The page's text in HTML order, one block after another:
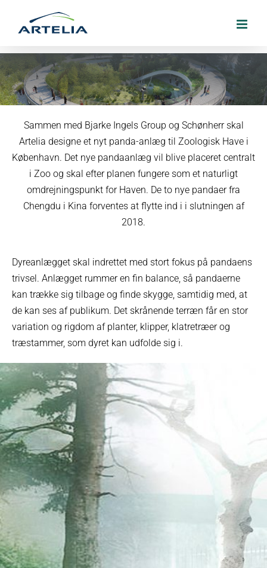
Pandaanlæg til Zoologisk have i
København
27. marts 2017
Sammen med Bjarke Ingels Group og Schønherr skal
Artelia designe et nyt panda-anlæg til Zoologisk Have i
København. Det nye pandaanlæg vil blive placeret centralt
i Zoo og skal efter planen fungere som et naturligt
omdrejningspunkt for Haven. De to nye pandaer fra
Chengdu i Kina forventes at flytte ind i i slutningen af
2018.
Dyreanlægget skal indrettet med stort fokus på pandaens
trivsel. Anlægget rummer en fin balance, så pandaerne
kan trække sig tilbage og finde skygge, samtidig med, at
de kan ses af publikum. Det skrånende terræn får en stor
variation og rigdom af planter, klipper, klatretræer og
træstammer, som dyret kan udfolde sig i.